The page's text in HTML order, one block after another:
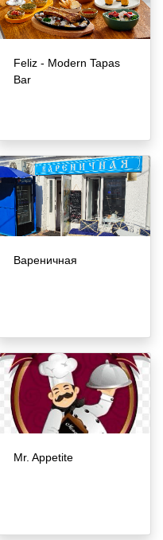
Feliz - Modern Tapas
Bar
Вареничная
Mr. Appetite